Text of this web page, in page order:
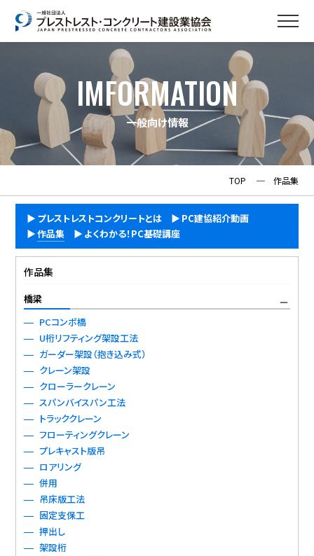
IMFORMATION
一般向け情報
TOP ─ 作品集
プレストレストコンクリートとは
PC建協紹介動画
作品集
よくわかる！PC基礎講座
作品集
橋梁
PCコンポ橋
U桁リフティング架設工法
ガーダー架設（抱き込み式）
クレーン架設
クローラークレーン
スパンバイスパン工法
トラッククレーン
フローティングクレーン
プレキャスト版吊
ロアリング
併用
吊床版工法
固定支保工
押出し
架設桁